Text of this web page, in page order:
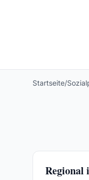
Startseite/
Regional